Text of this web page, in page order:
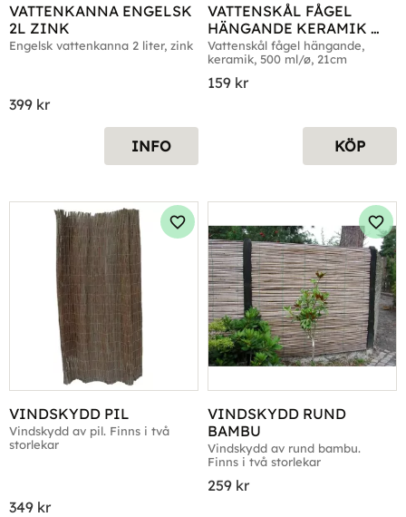
VATTENKANNA ENGELSK
2L ZINK
Engelsk vattenkanna 2 liter, zink
399 kr
INFO
VATTENSKÅL FÅGEL
HÄNGANDE KERAMIK
500ML
Vattenskål fågel hängande,
keramik, 500 ml/ø, 21cm
159 kr
KÖP
VINDSKYDD PIL
Vindskydd av pil. Finns i två
storlekar
349 kr
Lägg till i favoriter
VINDSKYDD RUND
BAMBU
Vindskydd av rund bambu.
Finns i två storlekar
259 kr